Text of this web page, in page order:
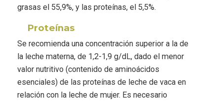
grasas el 55,9%, y las proteínas, el 5,5%.
Proteínas
Se recomienda una concentración superior a la de
la leche materna, de 1,2-1,9 g/dL, dado el menor
valor nutritivo (contenido de aminoácidos
esenciales) de las proteínas de leche de vaca en
relación con la leche de mujer. Es necesario